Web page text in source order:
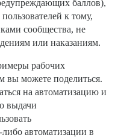
баллов),
к тому,
сообщества, не
или наказаниям.
рабочих
вы можете поделиться.
на автоматизацию и
выдачи
автоматизации в